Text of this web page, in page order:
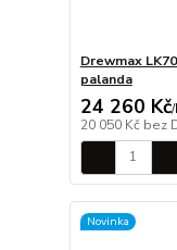
Drewmax
palanda
24 260 Kč/
20 050 Kč bez
Novinka